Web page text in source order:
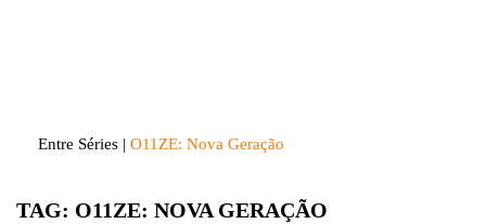
Entre Séries | O11ZE: Nova Geração
TAG: O11ZE: NOVA GERAÇÃO